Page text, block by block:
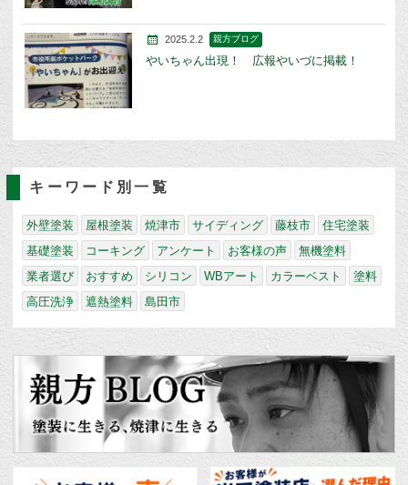
2025.2.2 親方ブログ
やいちゃん出現！ 広報やいづに掲載！
キーワード別一覧
外壁塗装 屋根塗装 焼津市 サイディング 藤枝市
住宅塗装
基礎塗装
コーキング アンケート お客様の声
無機塗料
業者選び
おすすめ シリコン WBアート カラーベスト
塗料
高圧洗浄
遮熱塗料 島田市